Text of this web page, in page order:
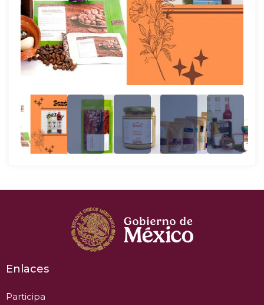
Enlaces
Participa